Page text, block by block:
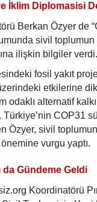
İklim Diplomasisi
Berkan Özyer de
sivil
ilişkin bilgiler verdi.
fosil yakıt
etkilerine
odaklı alternatif
COP31
Özyer, sivil toplumun
vurgu yaptı.
da Gündeme Geldi
Koordinatörü